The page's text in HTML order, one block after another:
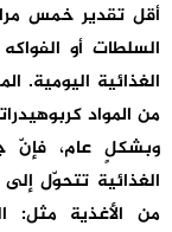
أقل تقدير خمس
السلطات أو
الغذائية اليومية.
من المواد
وبشكلٍ عام، فإنّ
الغذائية تتحوّل
من الأغذية مثل: